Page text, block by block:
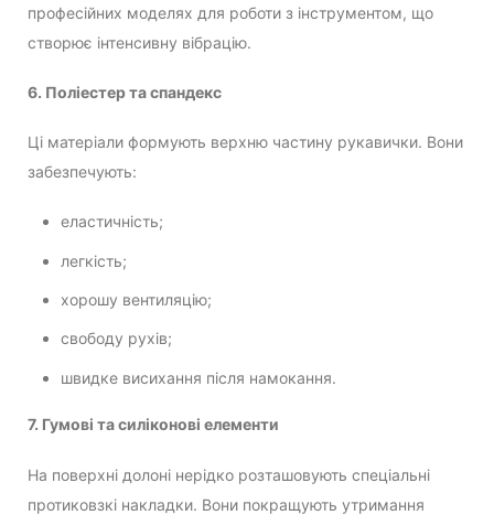
професійних моделях для роботи з інструментом, що
створює інтенсивну вібрацію.
6. Поліестер та спандекс
Ці матеріали формують верхню частину рукавички. Вони
забезпечують:
еластичність;
легкість;
хорошу вентиляцію;
свободу рухів;
швидке висихання після намокання.
7. Гумові та силіконові елементи
На поверхні долоні нерідко розташовують спеціальні
протиковзкі накладки. Вони покращують утримання